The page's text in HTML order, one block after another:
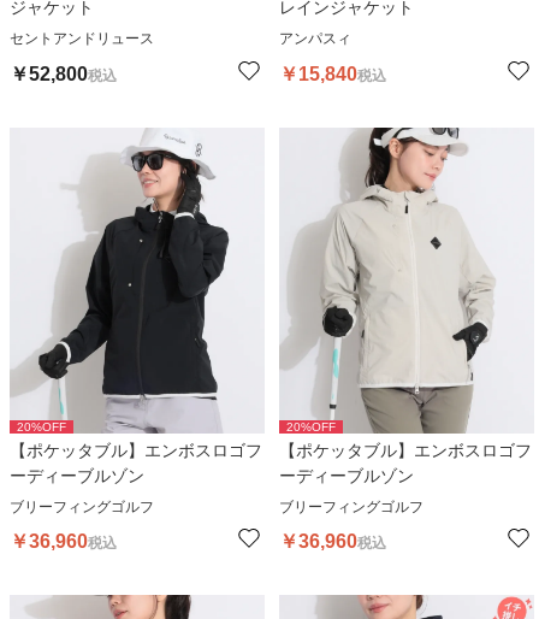
ジャケット
セントアンドリュース
￥52,800税込
レインジャケット
アンパスィ
￥15,840税込
20%OFF
【ポケッタブル】エンボスロゴフ
ーディーブルゾン
ブリーフィングゴルフ
￥36,960税込
20%OFF
【ポケッタブル】エンボスロゴフ
ーディーブルゾン
ブリーフィングゴルフ
￥36,960税込